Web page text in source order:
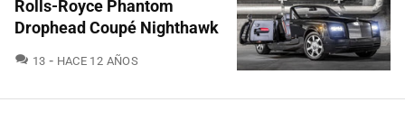
Rolls-Royce Phantom
Drophead Coupé Nighthawk
13 COMENTARIOS
HACE 12 AÑOS